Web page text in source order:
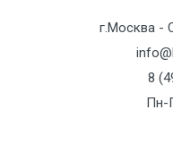
г.Москва -
8
Пн-